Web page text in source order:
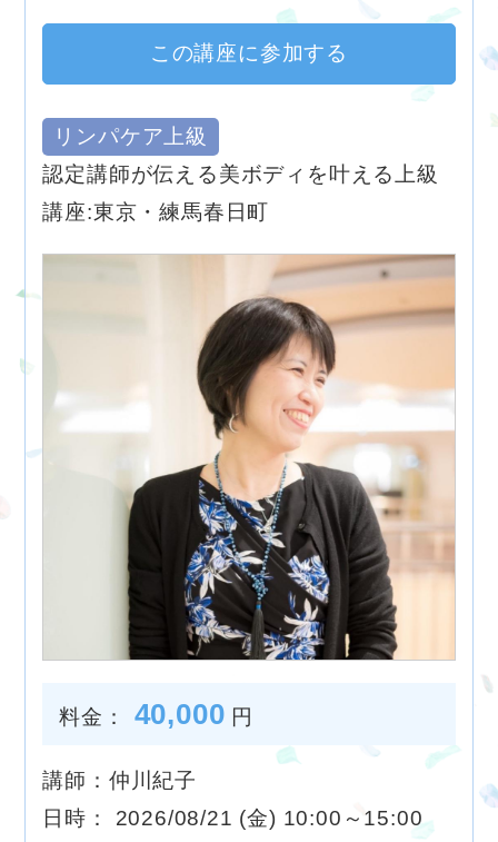
この講座に参加する
リンパケア上級
認定講師が伝える美ボディを叶える上級
講座:東京・練馬春日町
料金： 40,000 円
講師：仲川紀子
日時： 2026/08/21 (金) 10:00～15:00